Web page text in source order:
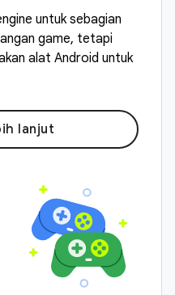
untuk sebagian
game, tetapi
alat Android untuk
lanjut